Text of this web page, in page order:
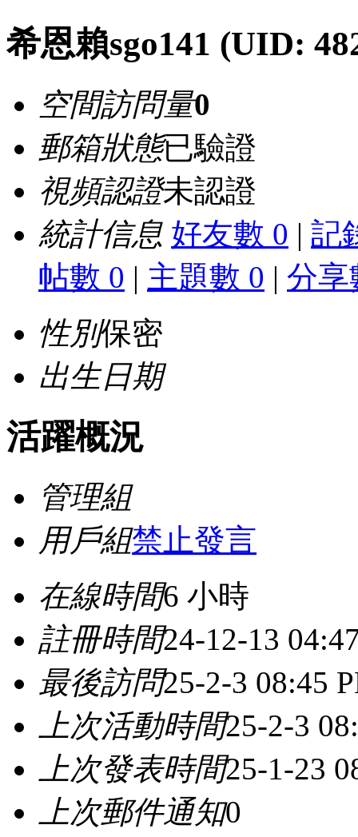
希恩賴sgo141 (UID:
空間訪問量0
郵箱狀態已驗證
視頻認證未認證
統計信息 好友數 0 | 記
帖數 0 | 主題數 0 | 分享
性別保密
出生日期
活躍概況
管理組
用戶組禁止發言
在線時間6 小時
註冊時間24-12-13
最後訪問25-2-3 08:45
上次活動時間25-2-3
上次發表時間25-1-23
上次郵件通知0